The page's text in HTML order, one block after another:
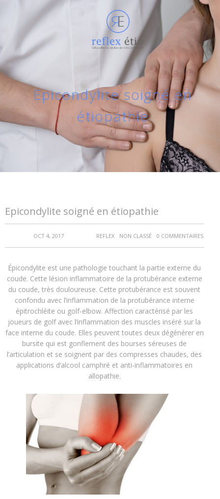
Epicondylite soigné en
étiopathie
Epicondylite soigné en étiopathie
OCT 4, 2017 0 COMMENTAIRES
NON CLASSÉ
REFLEX
Épicondylite est une pathologie touchant la partie externe du
coude. Cette lésion inflammatoire de la protubérance externe
du coude, très douloureuse. Cette protubérance est souvent
confondu avec l’inflammation de la protubérance interne
épitrochléite ou golf-elbow. Affection caractérisé par les
joueurs de golf avec l’inflammation des muscles inséré sur la
face interne du coude. Elles peuvent toutes deux dégénérer en
bursite qui est gonflement des bourses séreuses de
l’articulation et se soignent par des compresses chaudes, des
applications d’alcool camphré et anti-inflammatoires en
allopathie.